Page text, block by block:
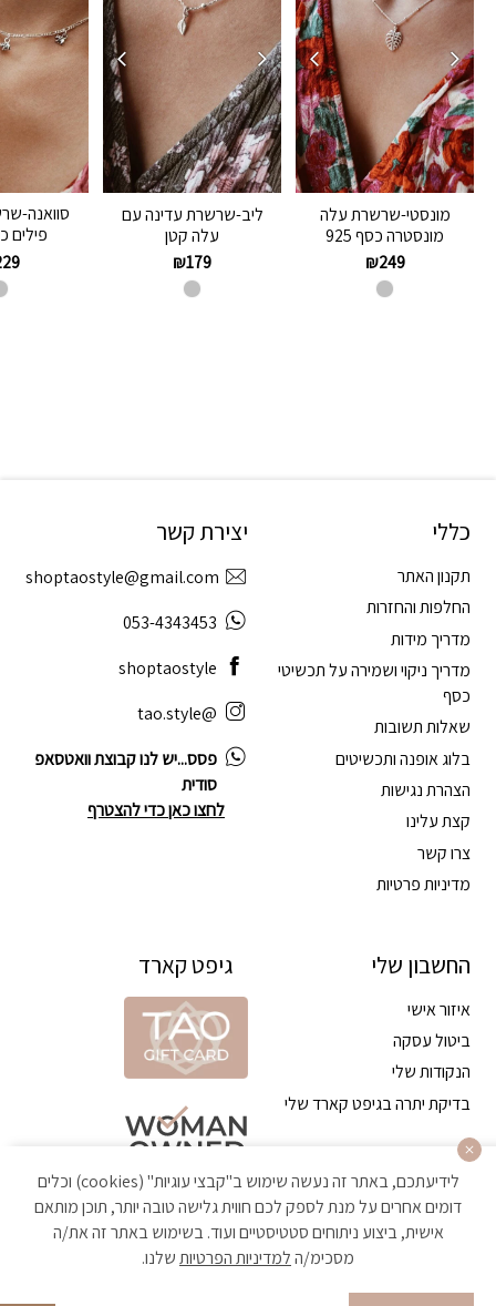
מונסטי-שרשרת עלה
מונסטרה כסף 925
₪249
ליב-שרשרת עדינה עם
עלה קטן
₪179
סוואנה-
פילים
כללי
תקנון האתר
החלפות והחזרות
מדריך מידות
מדריך ניקוי ושמירה על תכשיטי
כסף
שאלות תשובות
בלוג אופנה ותכשיטים
הצהרת נגישות
קצת עלינו
צרו קשר
מדיניות פרטיות
החשבון שלי
איזור אישי
ביטול עסקה
הנקודות שלי
בדיקת יתרה בגיפט קארד שלי
יצירת קשר
shoptaostyle@gmail.com
053-4343453
shoptaostyle
@tao.style
פסס...יש לנו קבוצת וואטסאפ
סודית
לחצו כאן כדי להצטרף
גיפט קארד
הקניה באתר מאובטחת ועומדת בתקן האבטחה הגבוה ביותר
לידיעתכם, באתר זה נעשה שימוש ב"קבצי עוגיות" (cookies) וכלים
דומים אחרים על מנת לספק לכם חווית גלישה טובה יותר, תוכן מותאם
אישית, ביצוע ניתוחים סטטיסטיים ועוד. בשימוש באתר זה את/ה
מסכימ/הלמדיניות הפרטיותשלנו.